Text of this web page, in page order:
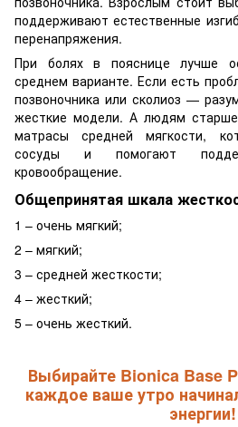
поддерживают естественные
перенапряжения.
При болях в пояснице лучше
среднем варианте. Если есть
позвоночника или сколиоз —
жесткие модели. А людям
матрасы средней мягкости,
сосуды и помогают
кровообращение.
Общепринятая шкала
1 – очень мягкий;
2 – мягкий;
3 – средней жесткости;
4 – жесткий;
5 – очень жесткий.
Выбирайте Bionica Base
каждое ваше утро
энергии!